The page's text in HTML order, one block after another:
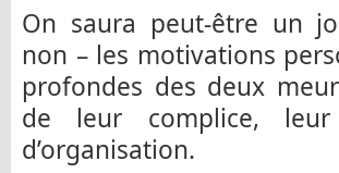
On saura peut-être un
non – les motivations
profondes des deux
de leur complice, leur
d’organisation.